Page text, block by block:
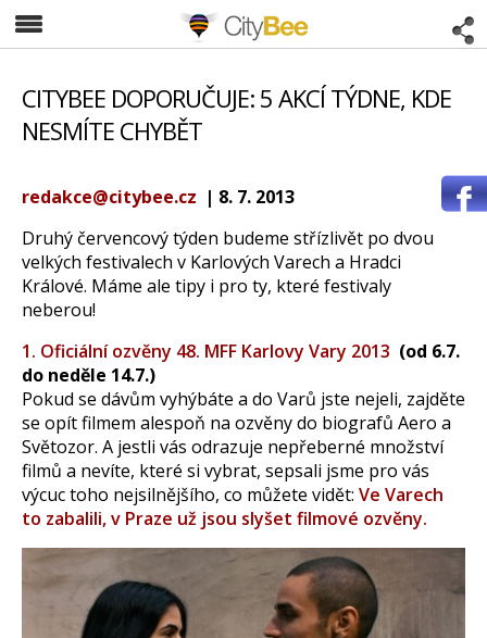
CityBee
CITYBEE DOPORUČUJE: 5 AKCÍ TÝDNE, KDE
NESMÍTE CHYBĚT
redakce@citybee.cz | 8. 7. 2013
Druhý červencový týden budeme střízlivět po dvou
velkých festivalech v Karlových Varech a Hradci
Králové. Máme ale tipy i pro ty, které festivaly
neberou!
1. Oficiální ozvěny 48. MFF Karlovy Vary 2013 (od 6.7.
do neděle 14.7.)
Pokud se dávům vyhýbáte a do Varů jste nejeli, zajděte
se opít filmem alespoň na ozvěny do biografů Aero a
Světozor. A jestli vás odrazuje nepřeberné množství
filmů a nevíte, které si vybrat, sepsali jsme pro vás
výcuc toho nejsilnějšího, co můžete vidět: Ve Varech
to zabalili, v Praze už jsou slyšet filmové ozvěny.